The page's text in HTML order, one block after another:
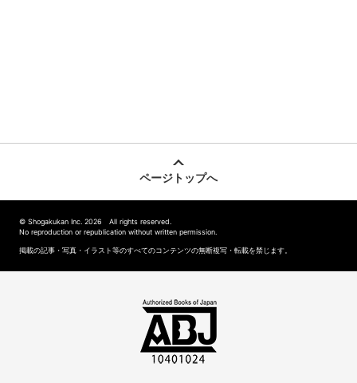
ページトップへ
© Shogakukan Inc. 2026 All rights reserved.
No reproduction or republication without written permission.
掲載の記事・写真・イラスト等のすべてのコンテンツの無断複写・転載を禁じます。